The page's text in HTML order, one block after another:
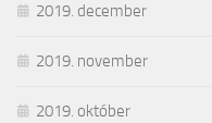
2019. december
2019. november
2019. október